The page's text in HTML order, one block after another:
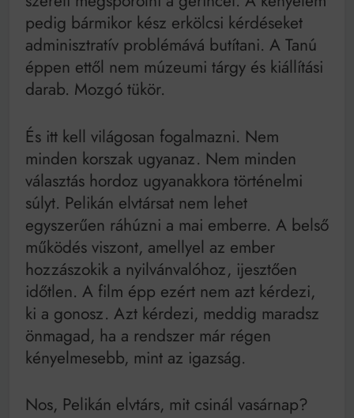
pedig bármikor kész erkölcsi kérdéseket
adminisztratív problémává butítani. A Tanú
éppen ettől nem múzeumi tárgy és kiállítási
darab. Mozgó tükör.
És itt kell világosan fogalmazni. Nem
minden korszak ugyanaz. Nem minden
választás hordoz ugyanakkora történelmi
súlyt. Pelikán elvtársat nem lehet
egyszerűen ráhúzni a mai emberre. A belső
működés viszont, amellyel az ember
hozzászokik a nyilvánvalóhoz, ijesztően
időtlen. A film épp ezért nem azt kérdezi,
ki a gonosz. Azt kérdezi, meddig maradsz
önmagad, ha a rendszer már régen
kényelmesebb, mint az igazság.
Nos, Pelikán elvtárs, mit csinál vasárnap?